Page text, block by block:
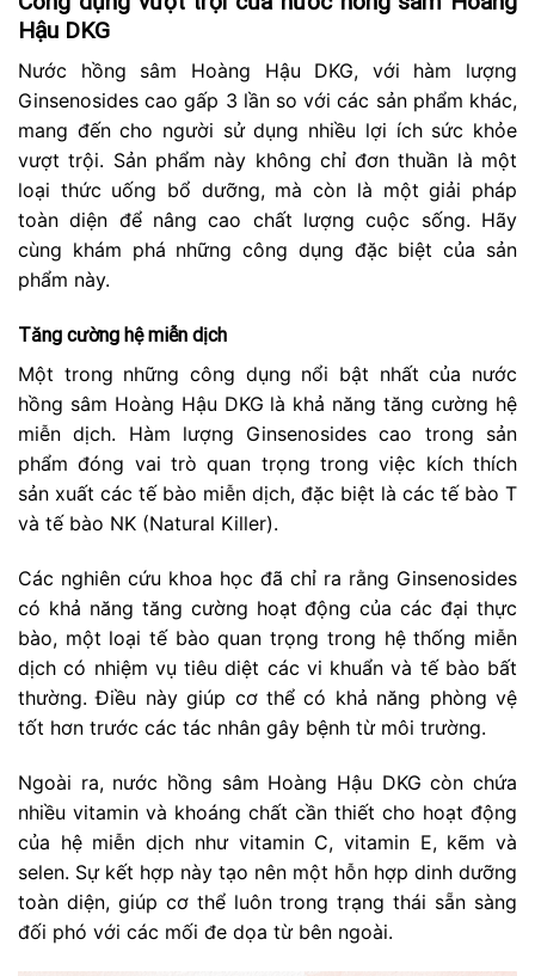
Hậu DKG
Nước hồng sâm Hoàng Hậu DKG, với hàm lượng
Ginsenosides cao gấp 3 lần so với các sản phẩm khác,
mang đến cho người sử dụng nhiều lợi ích sức khỏe
vượt trội. Sản phẩm này không chỉ đơn thuần là một
loại thức uống bổ dưỡng, mà còn là một giải pháp
toàn diện để nâng cao chất lượng cuộc sống. Hãy
cùng khám phá những công dụng đặc biệt của sản
phẩm này.
Tăng cường hệ miễn dịch
Một trong những công dụng nổi bật nhất của nước
hồng sâm Hoàng Hậu DKG là khả năng tăng cường hệ
miễn dịch. Hàm lượng Ginsenosides cao trong sản
phẩm đóng vai trò quan trọng trong việc kích thích
sản xuất các tế bào miễn dịch, đặc biệt là các tế bào T
và tế bào NK (Natural Killer).
Các nghiên cứu khoa học đã chỉ ra rằng Ginsenosides
có khả năng tăng cường hoạt động của các đại thực
bào, một loại tế bào quan trọng trong hệ thống miễn
dịch có nhiệm vụ tiêu diệt các vi khuẩn và tế bào bất
thường. Điều này giúp cơ thể có khả năng phòng vệ
tốt hơn trước các tác nhân gây bệnh từ môi trường.
Ngoài ra, nước hồng sâm Hoàng Hậu DKG còn chứa
nhiều vitamin và khoáng chất cần thiết cho hoạt động
của hệ miễn dịch như vitamin C, vitamin E, kẽm và
selen. Sự kết hợp này tạo nên một hỗn hợp dinh dưỡng
toàn diện, giúp cơ thể luôn trong trạng thái sẵn sàng
đối phó với các mối đe dọa từ bên ngoài.